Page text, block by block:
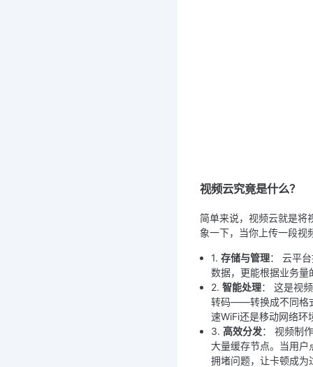
视频云究竟是什么？
简单来说，视频云就是将
象一下，当你上传一段视
1. 存储与管理： 云平
数据，更能根据业务量
2. 智能处理： 这是视
转码——转换成不同格
速WiFi还是移动网络环
3. 高效分发： 视频制
大量缓存节点。当用户
拥堵问题，让卡顿成为